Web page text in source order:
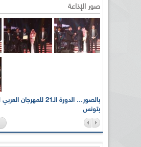
صور الإذاعة
بالصور... الدورة الـ21
بتونس